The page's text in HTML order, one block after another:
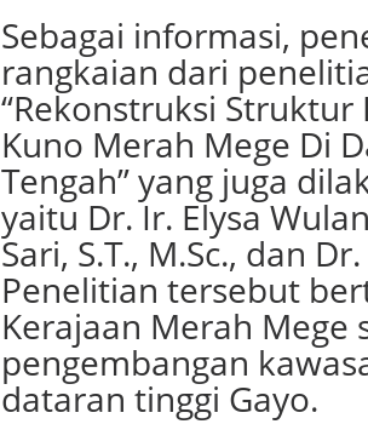
o
c
s
G
r
o
u
p
D
s
c
u
s
s
o
Sebagai informasi,
rangkaian dari
“Rekonstruksi Struktur
Kuno Merah Mege Di
Tengah” yang juga
yaitu Dr. Ir. Elysa
Sari, S.T., M.Sc., dan
Penelitian tersebut
Kerajaan Merah
pengembangan
dataran tinggi Gayo.